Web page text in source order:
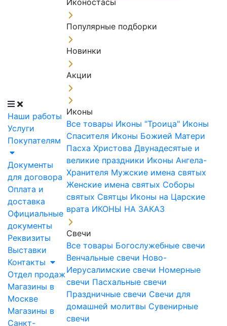
Наши работы
Услуги
Покупателям
Документы
для договора
Оплата и
доставка
Официальные
документы
Реквизиты
Выставки
Контакты
Отдел продаж
Магазины в
Москве
Магазины в
Санкт-
Иконостасы
Популярные подборки
Новинки
Акции
Иконы
Все товары Иконы "Троица" Иконы
Спасителя Иконы Божией Матери
Пасха Христова Двунадесятые и
великие праздники Иконы Ангела-
Хранителя Мужские имена святых
Женские имена святых Соборы
святых Святцы Иконы на Царские
врата ИКОНЫ НА ЗАКАЗ
Свечи
Все товары Богослужебные свечи
Венчальные свечи Ново-
Иерусалимские свечи Номерные
свечи Пасхальные свечи
Праздничные свечи Свечи для
домашней молитвы Сувенирные
свечи